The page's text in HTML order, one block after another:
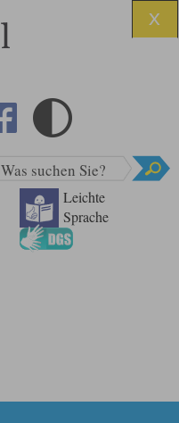
Leichte
Sprache
Was suchen Sie?